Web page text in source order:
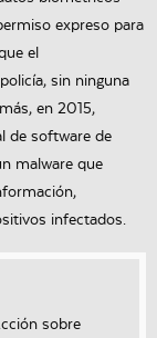
expreso para
el
sin ninguna
en 2015,
de software de
malware que
infectados.
sobre